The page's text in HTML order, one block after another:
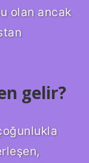
olan ancak
gelir?